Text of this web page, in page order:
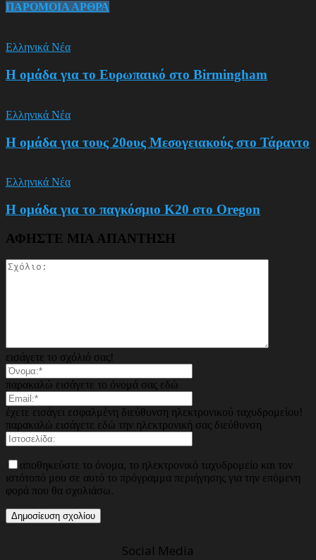
ΠΑΡΟΜΟΙΑ ΑΡΘΡΑ
Ελληνικά Νέα
Η ομάδα για το Ευρωπαικό στο Birmingham
Ελληνικά Νέα
Η ομάδα για τους 20ους Μεσογειακούς στο Τάραντο
Ελληνικά Νέα
Η ομάδα για το παγκόσμιο Κ20 στο Oregon
ΑΦΗΣΤΕ ΜΙΑ ΑΠΑΝΤΗΣΗ
εισάγετε το σχόλιό σας!
παρακαλώ εισάγετε το όνομά σας εδώ
έχετε εισάγει εσφαλμένη διεύθυνση ηλεκτρονικού ταχυδρομείου!
παρακαλώ εισάγετε εδώ την ηλεκτρονική σας διεύθυνση
αποθηκεύστε το όνομα, το ηλεκτρονικό ταχυδρομείο και τον
ιστότοπό μου σε αυτό το πρόγραμμα περιήγησης για την επόμενη
φορά που θα σχολιάσω.
Social Media